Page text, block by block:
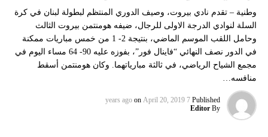
وطنية – تقدم نادي بيروت، وصيف الدوري المنتظم لبطولة لبنان في كرة
السلة لنوادي الدرجة الاولى للرجال، ضيفه هومنتمن بيروت الثالث
وحامل اللقب الموسم الماضي، بنتيجة 2- 1 من خمس مباريات ممكنة
في الدور نصف النهائي “فاينال فور”، بفوزه عليه 90- 64 مساء اليوم في
مجمع الشياح الرياضي، في ثالثة مبارياتهما. وكان هومنتمن أسقط
منافسه…
Published
7 years ago
on April 20, 2019
By
Editor